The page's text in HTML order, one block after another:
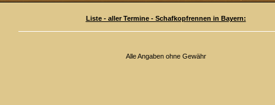
Liste - aller Termine - Schafkopfrennen in Bayern:
Alle Angaben ohne Gewähr